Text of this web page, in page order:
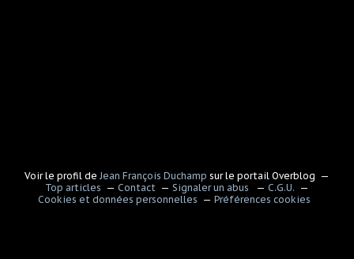
Voir le profil de Jean François Duchamp sur le portail Overblog
Top articles
Contact Signaler un abus
C.G.U.
Cookies et données personnelles
Préférences cookies